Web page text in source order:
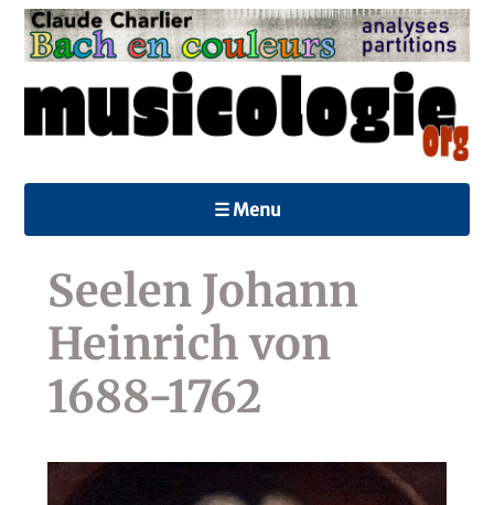
☰ Menu
Seelen Johann
Heinrich von
1688-1762